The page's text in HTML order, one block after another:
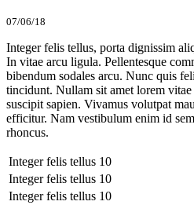
07/06/18
Integer felis tellus, porta dignissim
In vitae arcu ligula. Pellentesque
bibendum sodales arcu. Nunc quis
tincidunt. Nullam sit amet lorem
suscipit sapien. Vivamus volutpat
efficitur. Nam vestibulum enim id
rhoncus.
Integer felis tellus 10
Integer felis tellus 10
Integer felis tellus 10